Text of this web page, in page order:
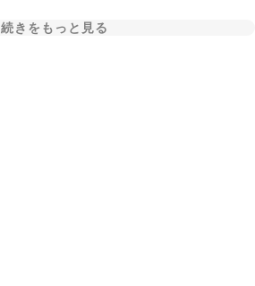
続きをもっと見る